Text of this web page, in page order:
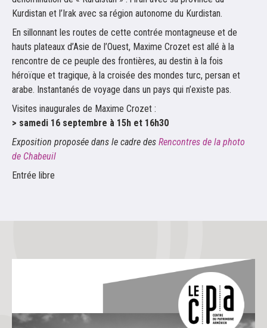
Kurdistan et l’Irak avec sa région autonome du Kurdistan.
En sillonnant les routes de cette contrée montagneuse et de
hauts plateaux d’Asie de l’Ouest, Maxime Crozet est allé à la
rencontre de ce peuple des frontières, au destin à la fois
héroïque et tragique, à la croisée des mondes turc, persan et
arabe. Instantanés de voyage dans un pays qui n’existe pas.
Visites inaugurales de Maxime Crozet :
> samedi 16 septembre à 15h et 16h30
Exposition proposée dans le cadre des Rencontres de la photo
de Chabeuil
Entrée libre